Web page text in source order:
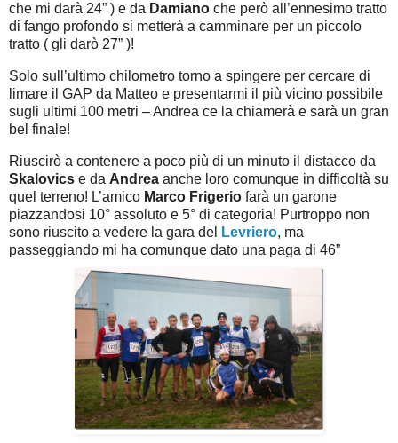
che mi darà 24” ) e da Damiano che però all’ennesimo tratto
di fango profondo si metterà a camminare per un piccolo
tratto ( gli darò 27” )!
Solo sull’ultimo chilometro torno a spingere per cercare di
limare il GAP da Matteo e presentarmi il più vicino possibile
sugli ultimi 100 metri – Andrea ce la chiamerà e sarà un gran
bel finale!
Riuscirò a contenere a poco più di un minuto il distacco da
Skalovics e da Andrea anche loro comunque in difficoltà su
quel terreno! L’amico Marco Frigerio farà un garone
piazzandosi 10° assoluto e 5° di categoria! Purtroppo non
sono riuscito a vedere la gara del
Levriero, ma
passeggiando mi ha comunque dato una paga di 46”